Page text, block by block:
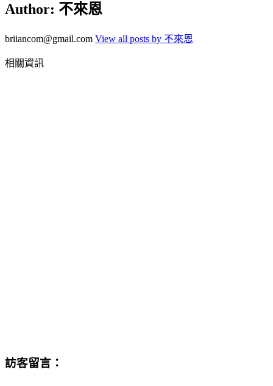
Author: 不來恩
briiancom@gmail.com View all posts by 不來恩
相關資訊
訪客留言：